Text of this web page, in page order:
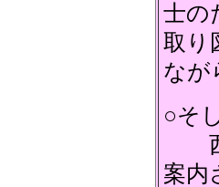
士の
取り
な
○そ
西
案